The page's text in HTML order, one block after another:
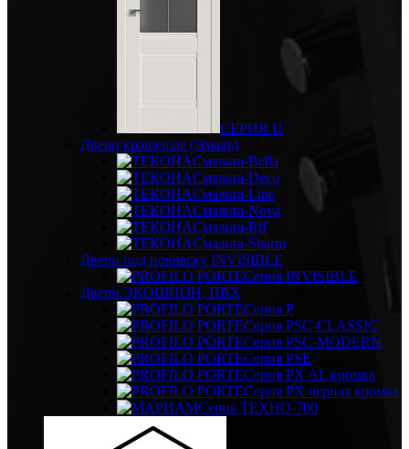
СЕРИЯ U
Двери крашеные (Эмаль)
Смальта-Bella
Смальта-Deco
Смальта-Line
Смальта-Nova
Смальта-Rif
Смальта-Sharm
Двери под покраску INVISIBLE
Серия INVISIBLE
Двери ЭКОШПОН, ПВХ
Серия P
Серия PSC-CLASSIC
Серия PSC-MODERN
Серия PSE
Серия PX AL кромка
Серия PX черная кромка
Серия ТЕХНО-700